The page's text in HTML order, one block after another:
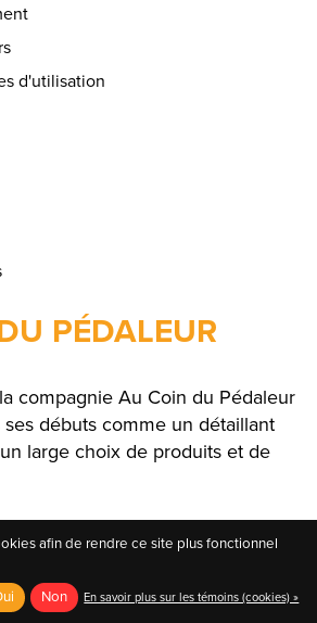
d'utilisation
PÉDALEUR
compagnie Au Coin du Pédaleur
débuts comme un détaillant
large choix de produits et de
afin de rendre ce site plus fonctionnel
Non En savoir plus sur les témoins (cookies) »